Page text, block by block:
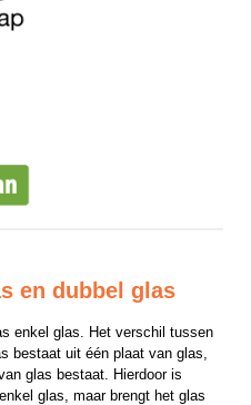
en dubbel glas
enkel glas. Het verschil tussen
bestaat uit één plaat van glas,
glas bestaat. Hierdoor is
glas, maar brengt het glas